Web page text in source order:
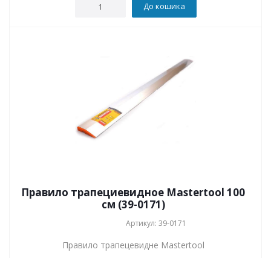
До кошика
Правило трапециевидное Mastertool 100
см (39-0171)
Артикул: 39-0171
Правило трапецевидне Mastertool